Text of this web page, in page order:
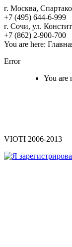
г. Москва,
+7 (495) 644-6-999
г. Сочи, ул.
+7 (862) 2-900-700
You are here:
Error
You are
VIOTI 2006-2013